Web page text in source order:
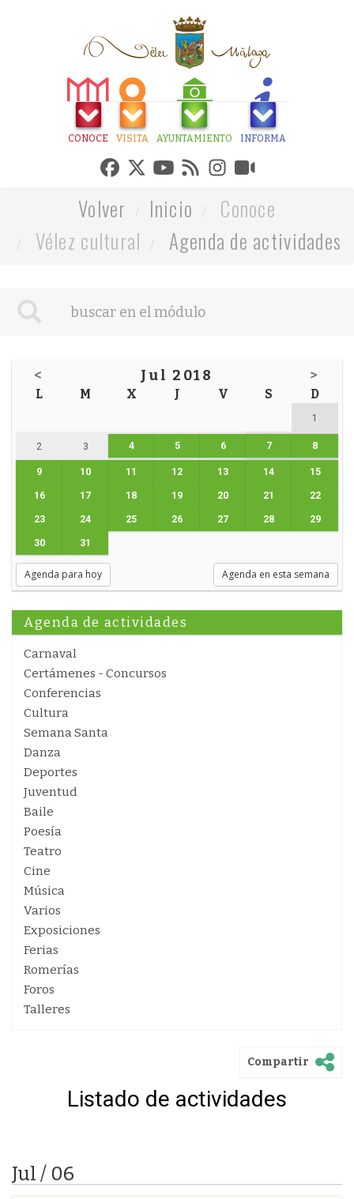
CONOCE VISITA AYUNTAMIENTO INFORMA
Volver Inicio
Conoce
Vélez cultural
Agenda de actividades
< Jul 2018 >
L M X J V S D
1
2 3 4 5 6 7 8
9 10 11 12 13 14 15
16 17 18 19 20 21 22
23 24 25 26 27 28 29
30 31
Agenda para hoy Agenda en esta semana
Agenda de actividades
Carnaval
Certámenes - Concursos
Conferencias
Cultura
Semana Santa
Danza
Deportes
Juventud
Baile
Poesía
Teatro
Cine
Música
Varios
Exposiciones
Ferias
Romerías
Foros
Talleres
Compartir
Listado de actividades
Jul / 06